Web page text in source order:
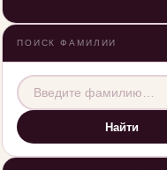
ПОИСК ФАМИЛИИ
Найти